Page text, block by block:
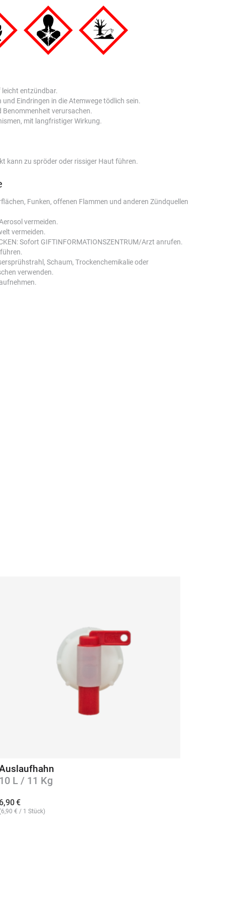
entzündbar.
Eindringen in die Atemwege tödlich sein.
verursachen.
mit langfristiger Wirkung.
kann zu spröder oder rissiger Haut führen.
Funken, offenen Flammen und anderen Zündquellen
vermeiden.
vermeiden.
Sofort GIFTINFORMATIONSZENTRUM/Arzt anrufen.
Schaum, Trockenchemikalie oder
verwenden.
L / 11 Kg
€
6,90 € / 1 Stück)